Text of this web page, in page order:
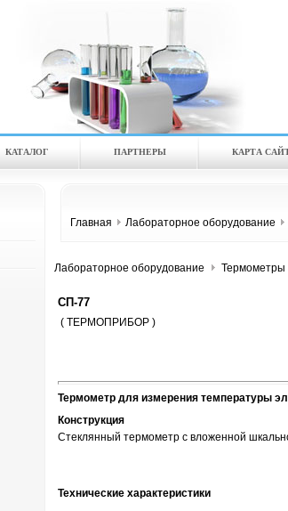
КАТАЛOГ ПАРТНЕРЫ КАРТА
Главная Лабораторное оборудование
Лабораторное оборудование Термометры
СП-77
( ТЕРМОПРИБОР )
Термометр для измерения температуры
Конструкция
Стеклянный термометр с вложенной
Технические характеристики